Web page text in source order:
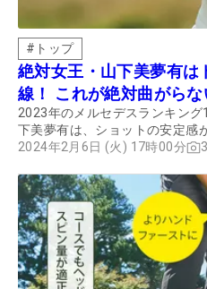
# トップ
絶対女王・山下美夢有は
線！ これが絶対曲がらな
2023年のメルセデスランキン
下美夢有は、ショットの安定感
2024年2月6日 (火) 17時00分